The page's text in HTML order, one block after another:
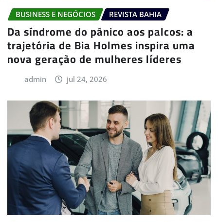
BUSINESS E NEGÓCIOS REVISTA BAHIA
Da síndrome do pânico aos palcos: a
trajetória de Bia Holmes inspira uma
nova geração de mulheres líderes
admin jul 24, 2026